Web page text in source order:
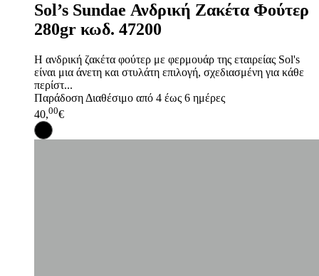
Sol’s Sundae Ανδρική Ζακέτα Φούτερ
280gr κωδ. 47200
Η ανδρική ζακέτα φούτερ με φερμουάρ της εταιρείας Sol's
είναι μια άνετη και στυλάτη επιλογή, σχεδιασμένη για κάθε
περίστ...
Παράδοση Διαθέσιμο από 4 έως 6 ημέρες
40,00€